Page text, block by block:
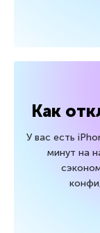
Как
У вас есть
минут на